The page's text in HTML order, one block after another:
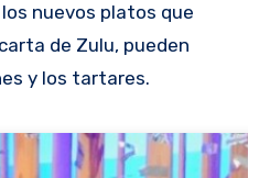
nuevos platos que
de Zulu, pueden
y los tartares.